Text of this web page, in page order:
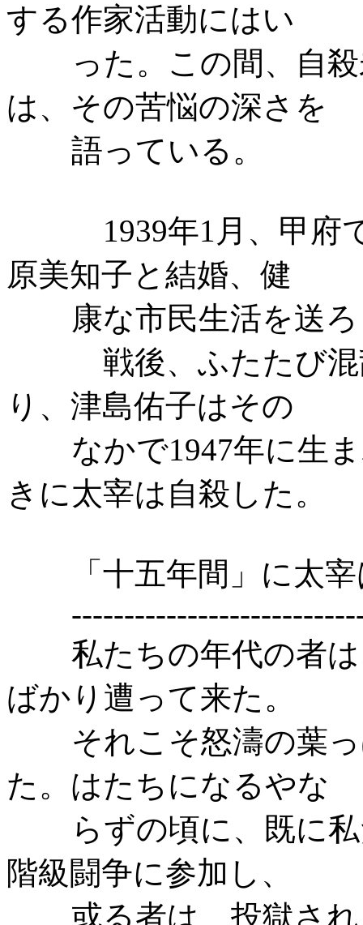
する作家活動にはい
った。この間、自
は、その苦悩の深さを
語っている。
1939年1月、甲府
原美知子と結婚、健
康な市民生活を送
戦後、ふたたび混
り、津島佑子はその
なかで1947年に生
きに太宰は自殺した。
「十五年間」に太
私たちの年代の者
ばかり遭って来た。
それこそ怒濤の葉
た。はたちになるやな
らずの頃に、既に
階級闘争に参加し、
或る者は、投獄さ